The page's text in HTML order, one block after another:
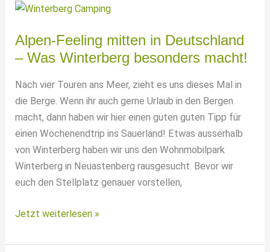
Freistehen
mit
Wohnmobil
Alpen-Feeling mitten in Deutschland
– Was Winterberg besonders macht!
Nach vier Touren ans Meer, zieht es uns dieses Mal in
die Berge. Wenn ihr auch gerne Urlaub in den Bergen
macht, dann haben wir hier einen guten guten Tipp für
einen Wochenendtrip ins Sauerland! Etwas ausserhalb
von Winterberg haben wir uns den Wohnmobilpark
Winterberg in Neuastenberg rausgesucht. Bevor wir
euch den Stellplatz genauer vorstellen,
Alpen-
mitten
Jetzt weiterlesen »